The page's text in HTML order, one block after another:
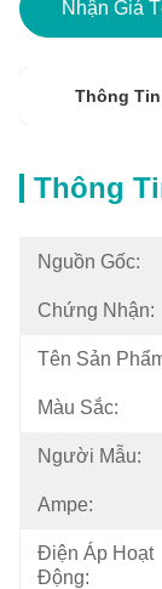
Nhận Giá
Thông
Thông
Nguồn Gốc:
Chứng Nhận:
Tên Sản
Màu Sắc:
Người Mẫu:
Ampe:
Điện Áp Hoạt
Động: